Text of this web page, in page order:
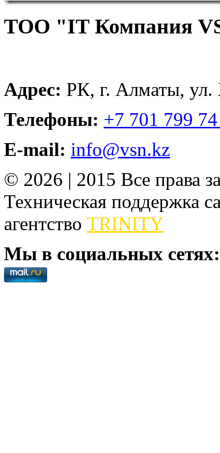
ТОО "IT Компания
Адрес: РК, г. Алматы, ул.
Телефоны: +7 701 799
E-mail: info@vsn.kz
© 2026 | 2015 Все права
Техническая поддержка
агентство TRINITY
Мы в социальных сетях: